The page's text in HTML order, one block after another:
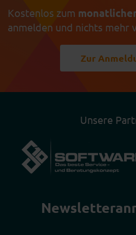
Kostenlos zum
anmelden und nichts mehr
Zur
Unsere